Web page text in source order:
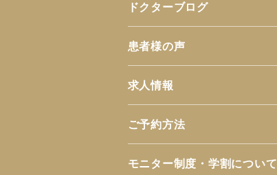
ドクターブログ
患者様の声
求人情報
ご予約方法
モニター制度・学割について